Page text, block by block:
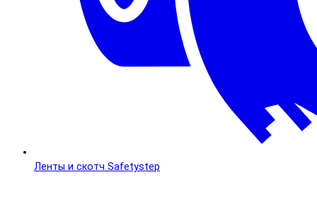
Ленты и скотч Safetystep